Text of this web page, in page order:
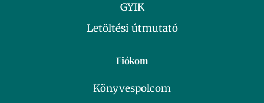
GYIK
Letöltési útmutató
Fiókom
Könyvespolcom